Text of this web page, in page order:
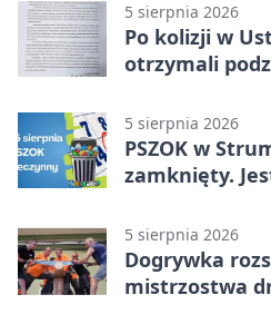
5 sierpnia 2026
Po kolizji w
otrzymali
5 sierpnia 2026
PSZOK w
zamknięty.
5 sierpnia 2026
Dogrywka
mistrzostwa